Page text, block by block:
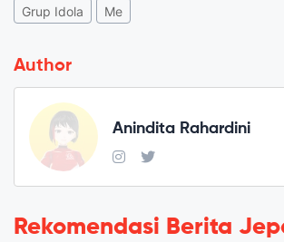
Grup Idola Me
Author
Anindita Rahardini
Rekomendasi Berita